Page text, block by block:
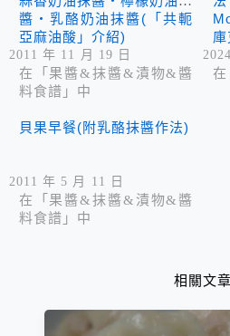
醬‧乳酪奶油抹醬(「共軛
亞麻油酸」介紹)
2011 年 11 月 19 日
在「果醬&抹醬&漬物&醬
料食譜」中
治
貝果早餐(附乳酪抹醬作法)
2011 年 5 月 11 日
在「果醬&抹醬&漬物&醬
料食譜」中
相關文章